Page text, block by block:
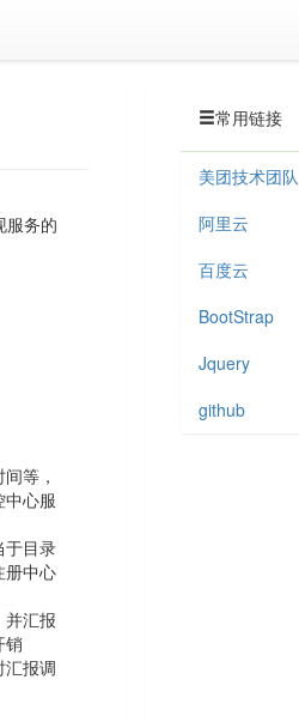
服务的
等，
中心服
于目录
册中心
并汇报
销
汇报调
常用链接
美团技术团队
阿里云
百度云
BootStrap
Jquery
github